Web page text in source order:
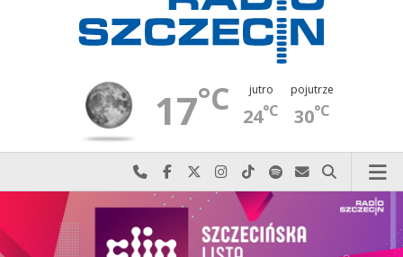
17°C jutro
24°C
pojutrze
30°C
Najlepiej po prostu do nas zadzwoń
Odwiedź nas na Facebook-u
Odwiedź nas na X
Odwiedź nas na Instagram-ie
Odwiedź nas na TikTok-u
Szukaj nas na Spotify
Wyślij do nas
Szukaj